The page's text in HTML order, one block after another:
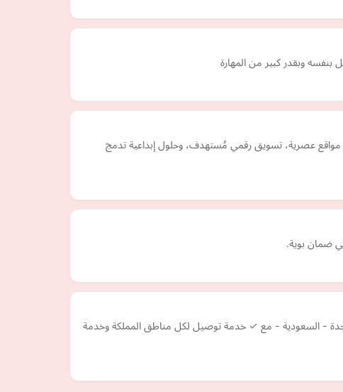
بنفسه وبقدر كبير من المهارة
مواقع عصرية، تسويق رقمي مُستهدف، وحلول إبداعية تدمج
ضمان بوية.
جدة - السعودية - مع ✓ خدمة توصيل لكل مناطق المملكة وخدمة